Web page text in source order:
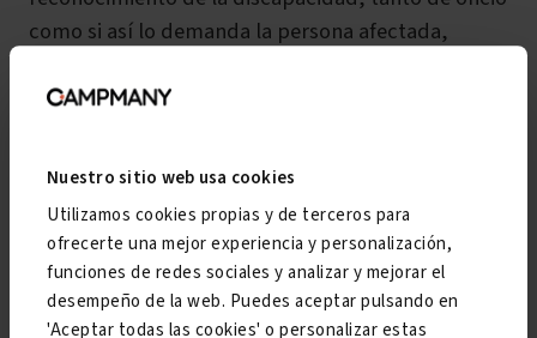
Nuestro sitio web usa cookies
Utilizamos cookies propias y de terceros para
ofrecerte una mejor experiencia y personalización,
funciones de redes sociales y analizar y mejorar el
desempeño de la web. Puedes aceptar pulsando en
'Aceptar todas las cookies' o personalizar estas
como si así lo demanda la persona afectada,
relacionadas con la salud,
enfermos de ELA) u otras “de índole humanitaria”.
Esta gestión urgente supondrá que
establecidos se reducirán a la mitad.